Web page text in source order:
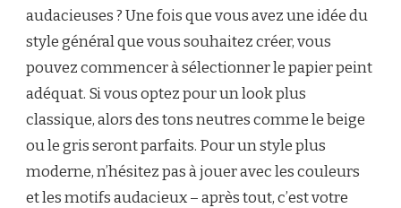
audacieuses ? Une fois que vous avez une idée du
style général que vous souhaitez créer, vous
pouvez commencer à sélectionner le papier peint
adéquat. Si vous optez pour un look plus
classique, alors des tons neutres comme le beige
ou le gris seront parfaits. Pour un style plus
moderne, n’hésitez pas à jouer avec les couleurs
et les motifs audacieux – après tout, c’est votre